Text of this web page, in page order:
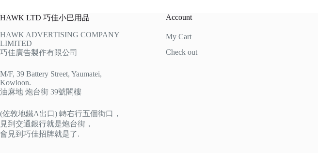
HAWK LTD 巧佳小巴用品
HAWK ADVERTISING COMPANY
LIMITED
巧佳廣告製作有限公司
M/F, 39 Battery Street, Yaumatei,
Kowloon.
油麻地 炮台街 39號閣樓
(佐敦地鐵A出口) 轉右行五個街口，
見到交通銀行就是炮台街，
會見到巧佳招牌就是了.
Account
My Cart
Check out